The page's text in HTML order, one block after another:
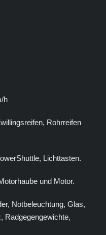
h
Rohrreifen
Lichttasten.
und Motor.
Notbeleuchtung, Glas,
Radgegengewichte,